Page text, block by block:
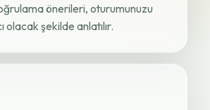
önerileri, oturumunuzu
olacak şekilde anlatılır.